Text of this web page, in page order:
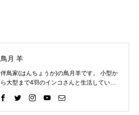
鳥月 羊
伴鳥家(はんちょうか)の鳥月羊です。 小型か
ら大型まで4羽のインコさんと生活していま
困りごとを経験してきました。 そしてそれを
いろいろな方法で解決して、今ではインコさ